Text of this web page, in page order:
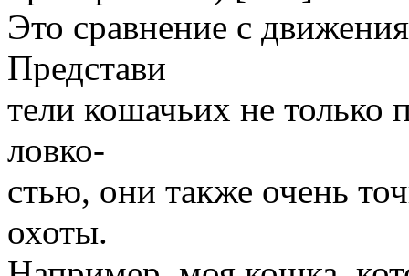
Это сравнение с
Представи
тели кошачьих не только
ловко-
стью, они также очень
охоты.